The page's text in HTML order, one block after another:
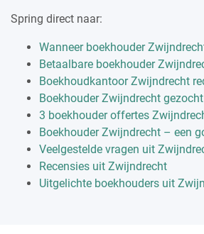
Spring direct naar:
Wanneer boekhouder
Betaalbare boekhouder
Boekhoudkantoor Zwijndrecht
Boekhouder Zwijndrecht gezocht
3 boekhouder offertes
Boekhouder Zwijndrecht – een
Veelgestelde vragen uit
Recensies uit Zwijndrecht
Uitgelichte boekhouders uit